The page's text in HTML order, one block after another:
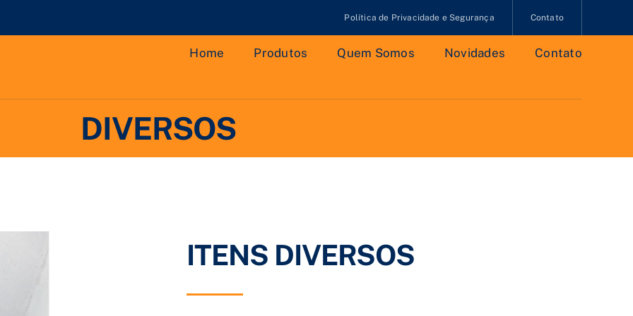
Política de Privacidade e Segurança Contato
Home Produtos Quem Somos Novidades Contato
DIVERSOS
ITENS DIVERSOS